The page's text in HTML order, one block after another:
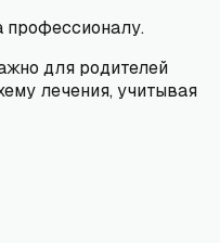
профессионалу.
для родителей
лечения, учитывая